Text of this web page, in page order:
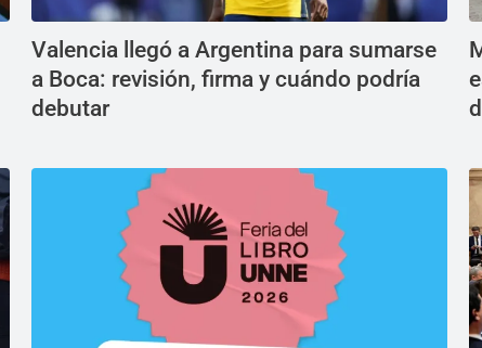
Valencia llegó a Argentina para sumarse
a Boca: revisión, firma y cuándo podría
debutar